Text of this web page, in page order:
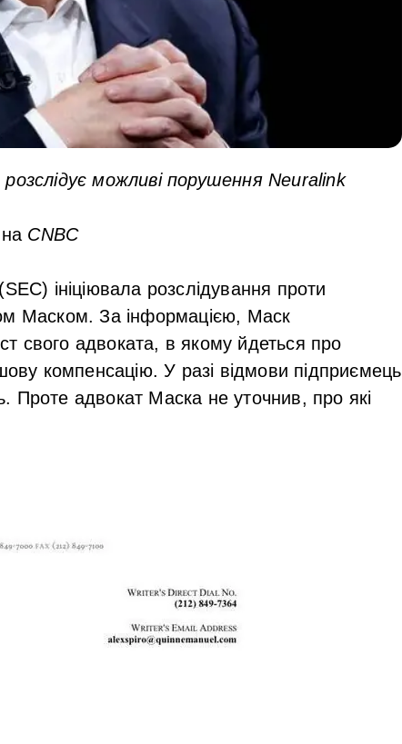
можливі порушення Neuralink
CNBC
ініціювала розслідування проти
Маском. За інформацією, Маск
свого адвоката, в якому йдеться про
компенсацію. У разі відмови підприємець
Проте адвокат Маска не уточнив, про які